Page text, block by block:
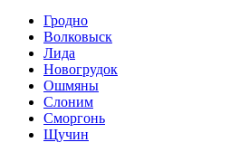
Гродно
Волковыск
Лида
Новогрудок
Ошмяны
Слоним
Сморгонь
Щучин